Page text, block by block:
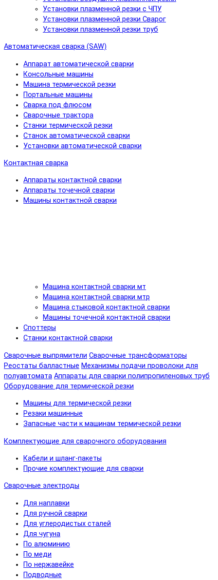
Установки плазменной резки с ЧПУ
Установки плазменной резки Сварог
Установки плазменной резки труб
Автоматическая сварка (SAW)
Аппарат автоматической сварки
Консольные машины
Машина термической резки
Портальные машины
Сварка под флюсом
Сварочные трактора
Станки термической резки
Станок автоматической сварки
Установки автоматической сварки
Контактная сварка
Аппараты контактной сварки
Аппараты точечной сварки
Машины контактной сварки
Машина контактной сварки мт
Машина контактной сварки мтр
Машина стыковой контактной сварки
Машины точечной контактной сварки
Споттеры
Станки контактной сварки
Сварочные выпрямители Сварочные трансформаторы
Реостаты балластные Механизмы подачи проволоки для
полуавтомата Аппараты для сварки полипропиленовых труб
Оборудование для термической резки
Машины для термической резки
Резаки машинные
Запасные части к машинам термической резки
Комплектующие для сварочного оборудования
Кабели и шланг-пакеты
Прочие комплектующие для сварки
Сварочные электроды
Для наплавки
Для ручной сварки
Для углеродистых сталей
Для чугуна
По алюминию
По меди
По нержавейке
Подводные